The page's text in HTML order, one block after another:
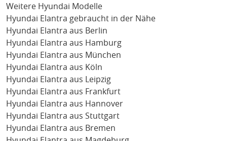
Weitere Hyundai Modelle
Hyundai Elantra gebraucht in der Nähe
Hyundai Elantra aus Berlin
Hyundai Elantra aus Hamburg
Hyundai Elantra aus München
Hyundai Elantra aus Köln
Hyundai Elantra aus Leipzig
Hyundai Elantra aus Frankfurt
Hyundai Elantra aus Hannover
Hyundai Elantra aus Stuttgart
Hyundai Elantra aus Bremen